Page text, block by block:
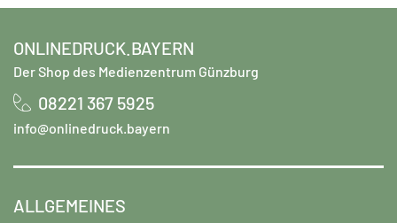
ONLINEDRUCK.BAYERN
Der Shop des Medienzentrum Günzburg
08221 367 5925
info@onlinedruck.bayern
ALLGEMEINES